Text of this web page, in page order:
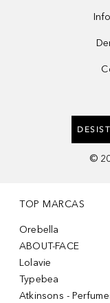
©
TOP MARCAS
Orebella
ABOUT-FACE
Lolavie
Typebea
Atkinsons -